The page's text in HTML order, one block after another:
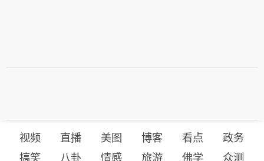
视频 直播 美图 博客 看点
政务
搞笑
八卦 情感 旅游 佛学 众测